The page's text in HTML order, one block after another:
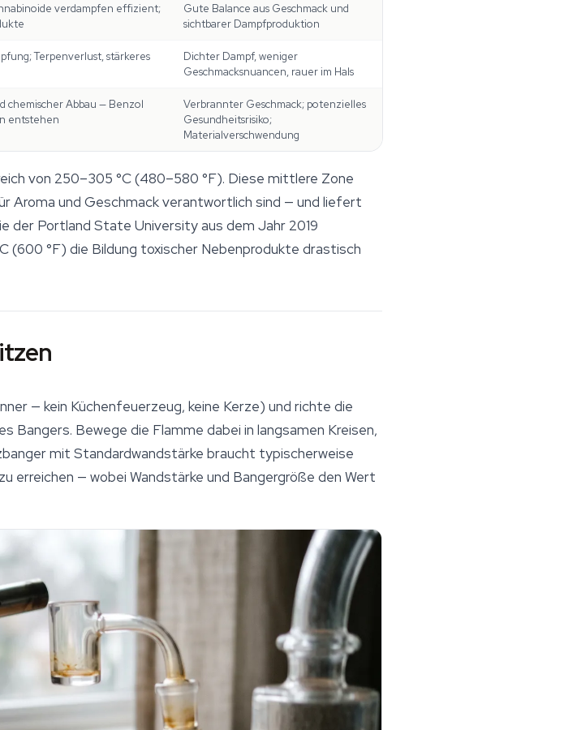
verdampfen effizient;
Gute Balance aus Geschmack und
sichtbarer Dampfproduktion
Terpenverlust, stärkeres
Dichter Dampf, weniger
Geschmacksnuancen, rauer im Hals
chemischer Abbau — Benzol
entstehen
Verbrannter Geschmack; potenzielles
Gesundheitsrisiko;
Materialverschwendung
von 250–305 °C (480–580 °F). Diese mittlere Zone
Aroma und Geschmack verantwortlich sind — und liefert
der Portland State University aus dem Jahr 2019
°F) die Bildung toxischer Nebenprodukte drastisch
— kein Küchenfeuerzeug, keine Kerze) und richte die
Bangers. Bewege die Flamme dabei in langsamen Kreisen,
mit Standardwandstärke braucht typischerweise
— wobei Wandstärke und Bangergröße den Wert